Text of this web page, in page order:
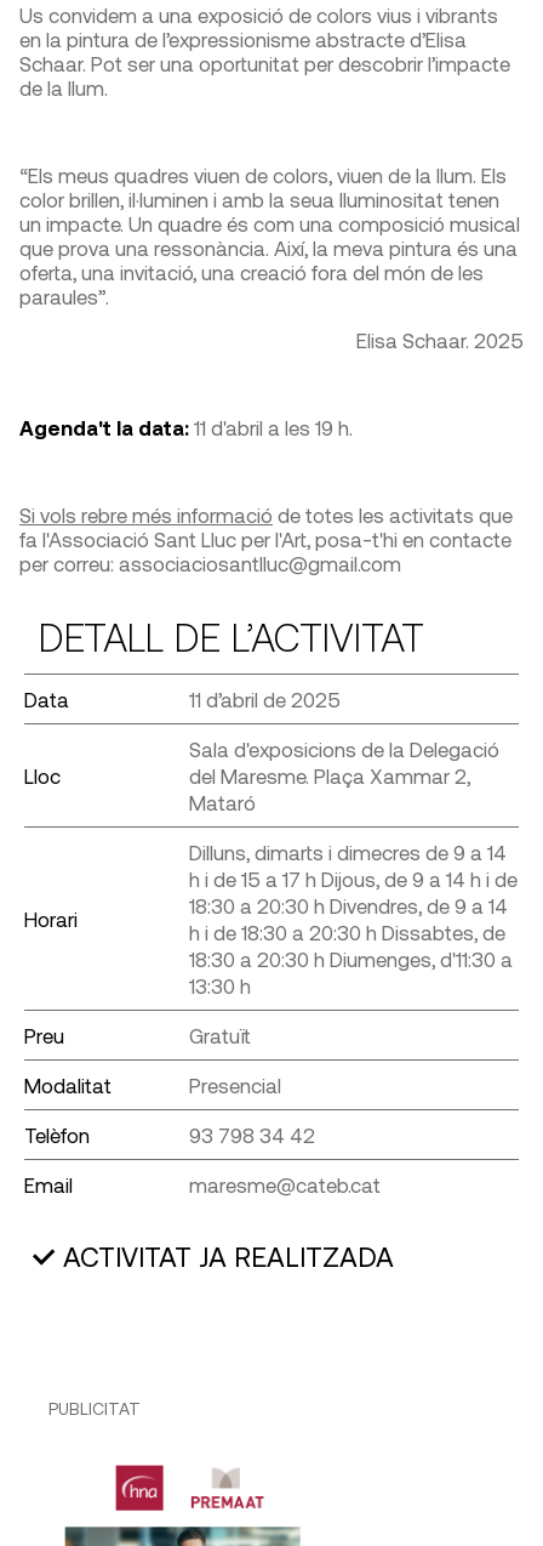
Us convidem a una exposició de colors vius i vibrants
en la pintura de l’expressionisme abstracte d’Elisa
Schaar. Pot ser una oportunitat per descobrir l’impacte
de la llum.
“Els meus quadres viuen de colors, viuen de la llum. Els
color brillen, il·luminen i amb la seua lluminositat tenen
un impacte. Un quadre és com una composició musical
que prova una ressonància. Així, la meva pintura és una
oferta, una invitació, una creació fora del món de les
paraules”.
Elisa Schaar. 2025
Agenda't la data: 11 d'abril a les 19 h.
Si vols rebre més informació de totes les activitats que
fa l'Associació Sant Lluc per l'Art, posa-t'hi en contacte
per correu: associaciosantlluc@gmail.com
DETALL DE L’ACTIVITAT
Data 11 d’abril de 2025
Lloc
Sala d'exposicions de la Delegació
del Maresme. Plaça Xammar 2,
Mataró
Horari
Dilluns, dimarts i dimecres de 9 a 14
h i de 15 a 17 h Dijous, de 9 a 14 h i de
18:30 a 20:30 h Divendres, de 9 a 14
h i de 18:30 a 20:30 h Dissabtes, de
18:30 a 20:30 h Diumenges, d'11:30 a
13:30 h
Preu Gratuït
Modalitat Presencial
Telèfon 93 798 34 42
Email maresme@cateb.cat
ACTIVITAT JA REALITZADA
PUBLICITAT